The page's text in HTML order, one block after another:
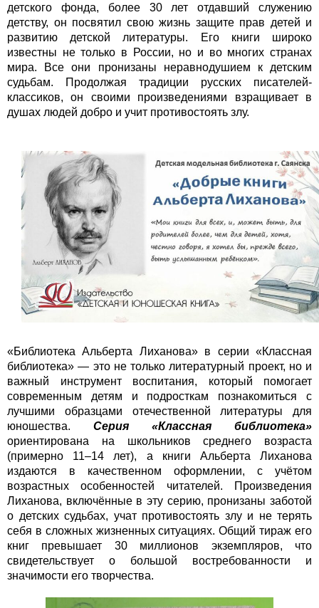
детского фонда, более 30 лет отдавший служению
детству, он посвятил свою жизнь защите прав детей и
развитию детской литературы. Его книги широко
известны не только в России, но и во многих странах
мира. Все они пронизаны неравнодушием к детским
судьбам. Продолжая традиции русских писателей-
классиков, он своими произведениями взращивает в
душах людей добро и учит противостоять злу.
«Библиотека Альберта Лиханова» в серии «Классная
библиотека» — это не только литературный проект, но и
важный инструмент воспитания, который помогает
современным детям и подросткам познакомиться с
лучшими образцами отечественной литературы для
юношества. Серия «Классная библиотека»
ориентирована на школьников среднего возраста
(примерно 11–14 лет), а книги Альберта Лиханова
издаются в качественном оформлении, с учётом
возрастных особенностей читателей. Произведения
Лиханова, включённые в эту серию, пронизаны заботой
о детских судьбах, учат противостоять злу и не терять
себя в сложных жизненных ситуациях. Общий тираж его
книг превышает 30 миллионов экземпляров, что
свидетельствует о большой востребованности и
значимости его творчества.